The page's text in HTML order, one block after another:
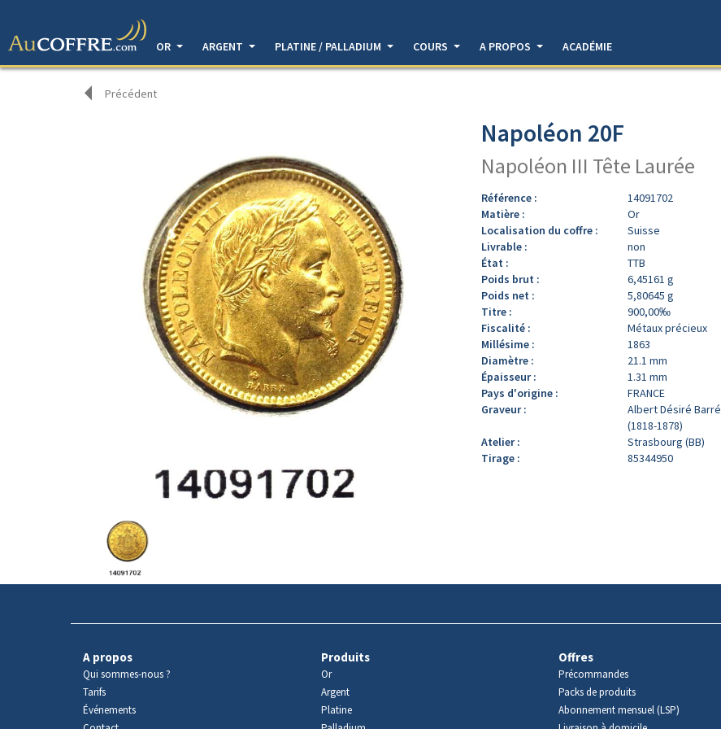
OR
ARGENT PLATINE / PALLADIUM COURS A PROPOS ACADÉMIE
Précédent
produit
Napoléon 20F
Napoléon III Tête Laurée
Référence :
14091702
Matière :
Or
Localisation du coffre :
Suisse
Livrable :
non
État :
TTB
Poids brut :
6,45161 g
Poids net :
5,80645 g
Titre :
900,00‰
Fiscalité :
Métaux précieux
Millésime :
1863
Diamètre :
21.1 mm
Épaisseur :
1.31 mm
Pays d'origine :
FRANCE
Graveur :
Albert Désiré Barré
(1818-1878)
Atelier :
Strasbourg (BB)
Tirage :
85344950
A propos
Qui sommes-nous ?
Tarifs
Événements
Produits
Or
Argent
Platine
Offres
Précommandes
Packs de produits
Abonnement mensuel (LSP)